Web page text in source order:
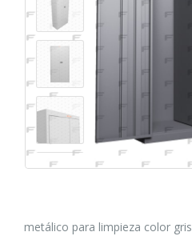
metálico para limpieza color gris